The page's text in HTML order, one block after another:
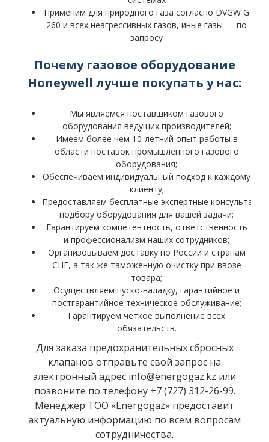
Применим для природного газа согласно DVGW G
260 и всех неагрессивных газов, иные газы — по
запросу
Почему газовое оборудование
Honeywell лучше покупать у нас:
Мы являемся поставщиком газового
оборудования ведущих производителей;
Имеем более чем 10-летний опыт работы в
области поставок промышленного газового
оборудования;
Обеспечиваем индивидуальный подход к каждому
клиенту;
Предоставляем бесплатные экспертные
подбору оборудования для вашей задачи;
Гарантируем компетентность, ответственность
и профессионализм наших сотрудников;
Организовываем доставку по России и странам
СНГ, а так же таможенную очистку при ввозе
товара;
Осуществляем пуско-наладку, гарантийное и
постгарантийное техническое обслуживание;
Гарантируем чёткое выполнение всех
обязательств.
Для заказа предохранительных сбросных
клапанов отправьте свой запрос на
электронный адрес info@energogaz.kz или
позвоните по телефону +7 (727) 312-26-99.
Менеджер ТОО «Energogaz» предоставит
актуальную информацию по всем вопросам
сотрудничества.